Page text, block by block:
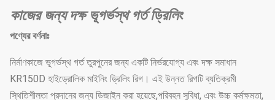
কাজের জন্য দক্ষ ভূগর্ভস্থ গর্ত ড্রিলিং
পণ্যের বর্ণনাঃ
নির্মাণকাজে ভূগর্ভস্থ গর্ত তুরপুনের জন্য একটি নির্ভরযোগ্য এবং দক্ষ সমাধান
KR150D হাইড্রোলিক মাইনিং ড্রিলিং রিগ। এই উন্নত রিগটি ব্যতিক্রমী
স্থিতিশীলতা প্রদানের জন্য ডিজাইন করা হয়েছে,পরিবহন সুবিধা, এবং উচ্চ কর্মক্ষমতা,